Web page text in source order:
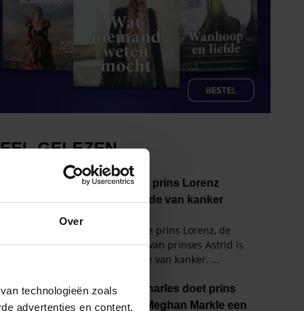
Over
technologieën zoals
advertenties en content,